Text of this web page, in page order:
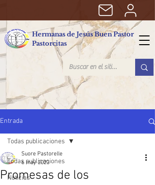
Hermanas de Jesús Buen Pastor
Pastorcitas
Entrada
Todas publicaciones
Noticias
Todas publicaciones
Promesas de los
Suore Pastorelle
6 may 2023